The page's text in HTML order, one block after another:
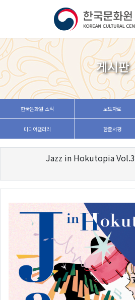
게시판
한국문화원 소식 보도자료
미디어갤러리 한줄서평
Jazz in Hokutopia Vol.3